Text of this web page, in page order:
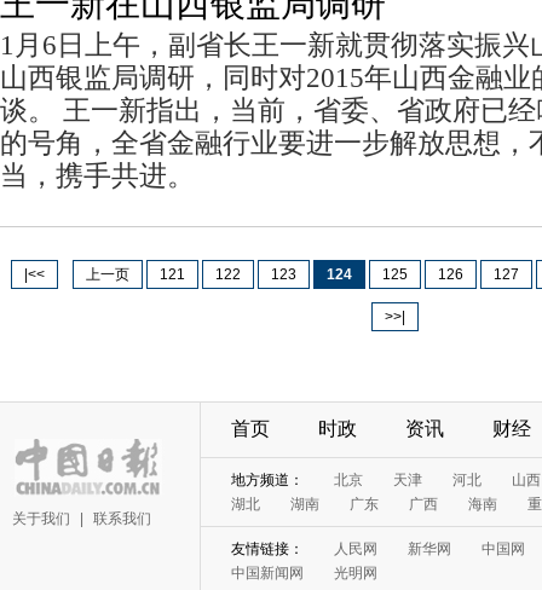
1月6日上午，副省长王一新就贯彻落实振
山西银监局调研，同时对2015年山西金融
谈。 王一新指出，当前，省委、省政府已
的号角，全省金融行业要进一步解放思想，
当，携手共进。
|<< 上一页 121 122 123 124 125 126 127
>>|
关于我们 联系我们
首页 时政 资讯 财经